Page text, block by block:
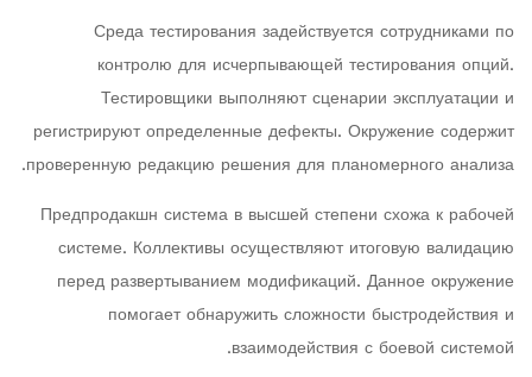
Среда тестирования задействуется сотрудниками по
контролю для исчерпывающей тестирования опций.
Тестировщики выполняют сценарии эксплуатации и
регистрируют определенные дефекты. Окружение содержит
проверенную редакцию решения для планомерного анализа.
Предпродакшн система в высшей степени схожа к рабочей
системе. Коллективы осуществляют итоговую валидацию
перед развертыванием модификаций. Данное окружение
помогает обнаружить сложности быстродействия и
взаимодействия с боевой системой.